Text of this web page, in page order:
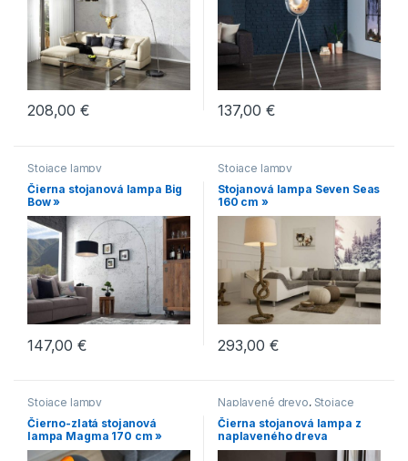
208,00€ 137,00€
Stojace lampy
Čierna stojanová lampa Big
Bow »
147,00€
Stojace lampy
Stojanová lampa Seven Seas
160 cm »
293,00€
Stojace lampy
Čierno-zlatá stojanová
lampa Magma 170 cm »
Naplavené drevo, Stojace
lampy
Čierna stojanová lampa z
naplaveného dreva
Rousilique 175 cm »